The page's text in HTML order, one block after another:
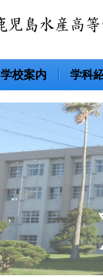
学校案内 学科